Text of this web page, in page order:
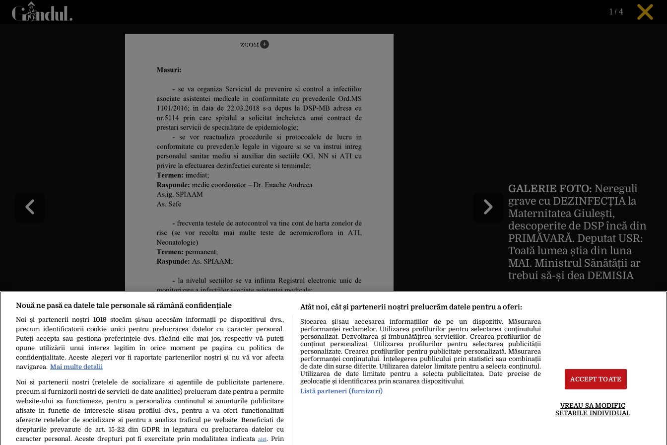
1 / 4
GALERIE FOTO: Nereguli
grave cu DEZINFECȚIA la
Maternitatea Giulești,
descoperite de DSP încă din
PRIMĂVARĂ. Deputat USR:
Toată lumea știa din luna
MAI. Ministrul Sănătății ar
trebui să-și dea DEMISIA
Despre NoiContactEchipa EditorialăPolitica De Cookies
Citarea se poate face în limita a 250 de semne. Nici o instituţie sau persoană (site-uri, instituţii mass-media, firme de monitorizare) nu poate reproduce integral scrierile publicistice purtătoare de Drepturi de Autor.
Nouă ne pasă ca datele tale personale să rămână confidențiale
Noi și partenerii noștri 1019stocăm și/sau accesăm informații pe dispozitivul dvs.,
precum identificatorii cookie unici pentru prelucrarea datelor cu caracter personal.
Puteți accepta sau gestiona preferințele dvs. făcând clic mai jos, respectiv vă puteți
opune utilizării unui interes legitim în orice moment pe pagina cu politica de
confidențialitate. Aceste alegeri vor fi raportate partenerilor noștri și nu vă vor afecta
navigarea. Mai multe detalii
Noi si partenerii nostri (retelele de socializare si agentiile de publicitate partenere,
precum si furnizorii nostri de servicii de date analitice) prelucram date pentru a permite
website-ului sa functioneze, pentru a personaliza continutul si anunturile publicitare
afisate in functie de interesele si/sau profilul dvs., pentru a va oferi functionalitati
aferente retelelor de socializare si pentru a analiza traficul pe website. Beneficiati de
drepturile prevazute de art. 15-22 din GDPR in legatura cu prelucrarea datelor cu
caracter personal. Aceste drepturi pot fi exercitate prin modalitatea indicata aici. Prin
Atât noi, cât și partenerii noștri prelucrăm datele pentru a oferi:
Stocarea și/sau accesarea informațiilor de pe un dispozitiv. Măsurarea
performanței reclamelor. Utilizarea profilurilor pentru selectarea conținutului
personalizat. Dezvoltarea și îmbunătățirea serviciilor. Crearea profilurilor de
conținut personalizat. Utilizarea profilurilor pentru selectarea publicității
personalizate. Crearea profilurilor pentru publicitate personalizată. Măsurarea
performanței conținutului. Înțelegerea publicului prin statistici sau combinații
de date din surse diferite. Utilizarea datelor limitate pentru a selecta conținutul.
Utilizarea de date limitate pentru a selecta publicitatea. Date precise de
geolocație și identificarea prin scanarea dispozitivului.
Listă parteneri (furnizori)
ACCEPT TOATE
VREAU SA MODIFIC
SETARILE INDIVIDUAL